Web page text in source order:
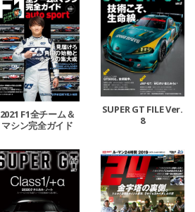
2021 F1全チーム＆
マシン完全ガイド
SUPER GT FILE Ver.
8